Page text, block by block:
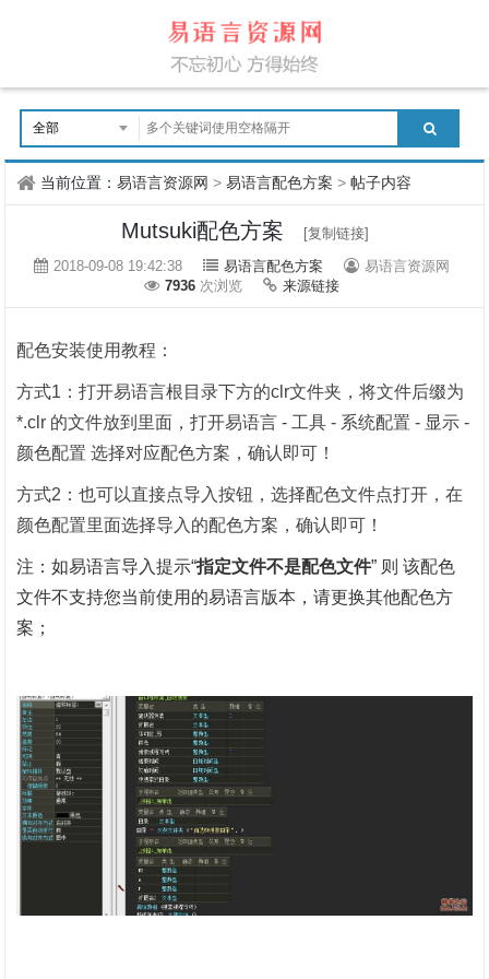
当前位置：易语言资源网 >易语言配色方案 >帖子内容
Mutsuki配色方案
[复制链接]
2018-09-08 19:42:38
易语言配色方案
易语言资源网
7936 次浏览 来源链接
配色安装使用教程：
方式1：打开易语言根目录下方的clr文件夹，将文件后缀为
*.clr 的文件放到里面，打开易语言 - 工具 - 系统配置 - 显示 -
颜色配置 选择对应配色方案，确认即可！
方式2：也可以直接点导入按钮，选择配色文件点打开，在
颜色配置里面选择导入的配色方案，确认即可！
注：如易语言导入提示“指定文件不是配色文件” 则 该配色
文件不支持您当前使用的易语言版本，请更换其他配色方
案；